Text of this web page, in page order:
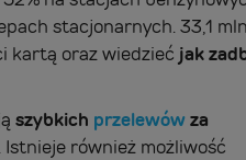
stacjonarnych. 33,1
kartą oraz wiedzieć jak
szybkich przelewówza
Istnieje również możliwość